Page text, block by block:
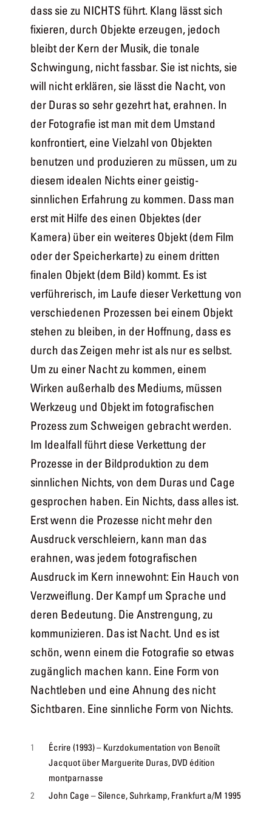
dass sie zu NICHTS führt. Klang lässt sich
fixieren, durch Objekte erzeugen, jedoch
bleibt der Kern der Musik, die tonale
Schwingung, nicht fassbar. Sie ist nichts, sie
will nicht erklären, sie lässt die Nacht, von
der Duras so sehr gezehrt hat, erahnen. In
der Fotografie ist man mit dem Umstand
konfrontiert, eine Vielzahl von Objekten
benutzen und produzieren zu müssen, um zu
diesem idealen Nichts einer geistig-
sinnlichen Erfahrung zu kommen. Dass man
erst mit Hilfe des einen Objektes (der
Kamera) über ein weiteres Objekt (dem Film
oder der Speicherkarte) zu einem dritten
finalen Objekt (dem Bild) kommt. Es ist
verführerisch, im Laufe dieser Verkettung von
verschiedenen Prozessen bei einem Objekt
stehen zu bleiben, in der Hoffnung, dass es
durch das Zeigen mehr ist als nur es selbst.
Um zu einer Nacht zu kommen, einem
Wirken außerhalb des Mediums, müssen
Werkzeug und Objekt im fotografischen
Prozess zum Schweigen gebracht werden.
Im Idealfall führt diese Verkettung der
Prozesse in der Bildproduktion zu dem
sinnlichen Nichts, von dem Duras und Cage
gesprochen haben. Ein Nichts, dass alles ist.
Erst wenn die Prozesse nicht mehr den
Ausdruck verschleiern, kann man das
erahnen, was jedem fotografischen
Ausdruck im Kern innewohnt: Ein Hauch von
Verzweiflung. Der Kampf um Sprache und
deren Bedeutung. Die Anstrengung, zu
kommunizieren. Das ist Nacht. Und es ist
schön, wenn einem die Fotografie so etwas
zugänglich machen kann. Eine Form von
Nachtleben und eine Ahnung des nicht
Sichtbaren. Eine sinnliche Form von Nichts.
1
Écrire (1993) – Kurzdokumentation von Benoiît
Jacquot über Marguerite Duras, DVD édition
montparnasse
2
John Cage – Silence, Suhrkamp, Frankfurt a/M 1995